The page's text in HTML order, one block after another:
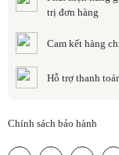
trị đơn hàng
Cam kết hàng
Hỗ trợ thanh
Chính sách bảo hành